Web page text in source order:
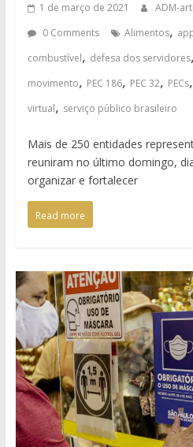
1 de março de 2021 ADM-
0 Comments
Alimentos,
combustível, defesa dos servidores,
movimento, PEC 186, PEC 32, PECs,
virtual, serviço público brasileiro
Mais de 250 entidades
reuniram no último domingo,
organizar e fortalecer
Read more